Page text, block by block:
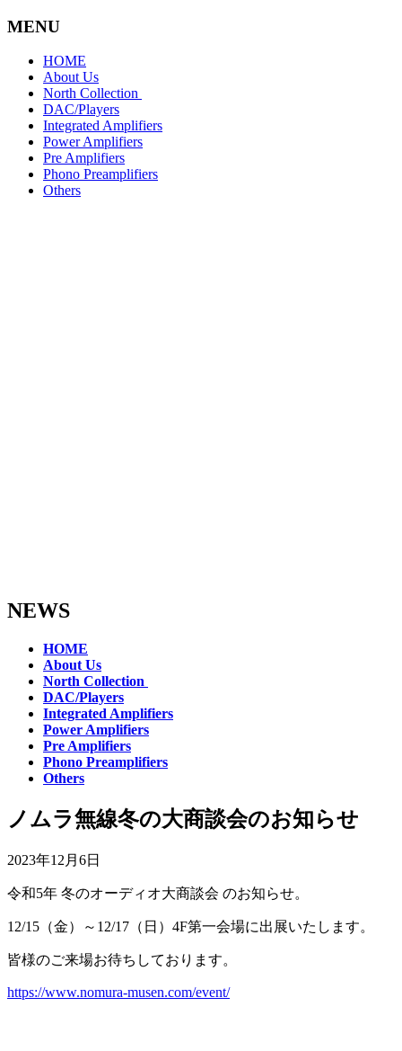
コ
ナ
MENU
HOME
About Us
North Collection
DAC/Players
Integrated Amplifiers
Power Amplifiers
Pre Amplifiers
Phono Preamplifiers
Others
NEWS
HOME
About Us
North Collection
DAC/Players
Integrated Amplifiers
Power Amplifiers
Pre Amplifiers
Phono Preamplifiers
Others
ノムラ無線冬の大商談会のお知らせ
2023年12月6日
令和5年 冬のオーディオ大商談会 のお知らせ。
12/15（金）～12/17（日）4F第一会場に出展いたします。
皆様のご来場お待ちしております。
https://www.nomura-musen.com/event/